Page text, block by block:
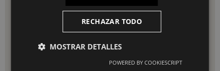
Fabricación de calidad con materiales duraderos
toque de distinción.
La elección perfecta para quienes valoran la funcionalidad, el
RECHAZAR TODO
MOSTRAR DETALLES
POWERED BY COOKIESCRIPT